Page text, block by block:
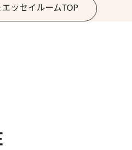
ッセイルームTOP